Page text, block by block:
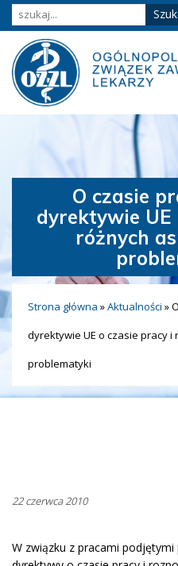
O czasie
dyrektywie UE
różnych
Strona główna »Aktualności »
dyrektywie UE o czasie pracy i
problematyki
22 czerwca 2010
W związku z pracami